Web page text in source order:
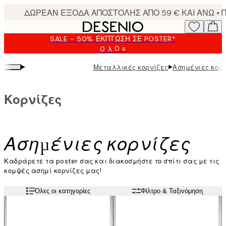
SALE - 50% ΈΚΠΤΩΣΗ ΣΕ POSTER*
0 λ.0 s
Ισχύει
μέχρι:
2026-
▸ Μεταλλικές κορνίζες▸Ασημένιες
Ασημένιες κορνίζες
Κορνίζες
Καδράρετε τα poster σας και διακοσμήστε το σπίτι σας με τις
κομψές ασημί κορνίζες μας!
Διαβάστε περισσότερα
Όλες οι κατηγορίες Φίλτρο & Ταξινόμηση